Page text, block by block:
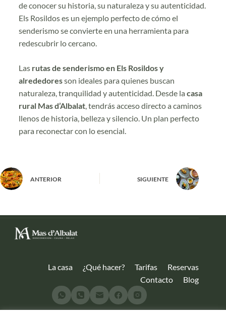
de conocer su historia, su naturaleza y su autenticidad.
Els Rosildos es un ejemplo perfecto de cómo el
senderismo se convierte en una herramienta para
redescubrir lo cercano.
Las rutas de senderismo en Els Rosildos y
alrededoresson ideales para quienes buscan
naturaleza, tranquilidad y autenticidad. Desde la casa
rural Mas d’Albalat, tendrás acceso directo a caminos
llenos de historia, belleza y silencio. Un plan perfecto
para reconectar con lo esencial.
ANTERIOR SIGUIENTE
La casa ¿Qué hacer? Tarifas
Reservas
Contacto
Blog